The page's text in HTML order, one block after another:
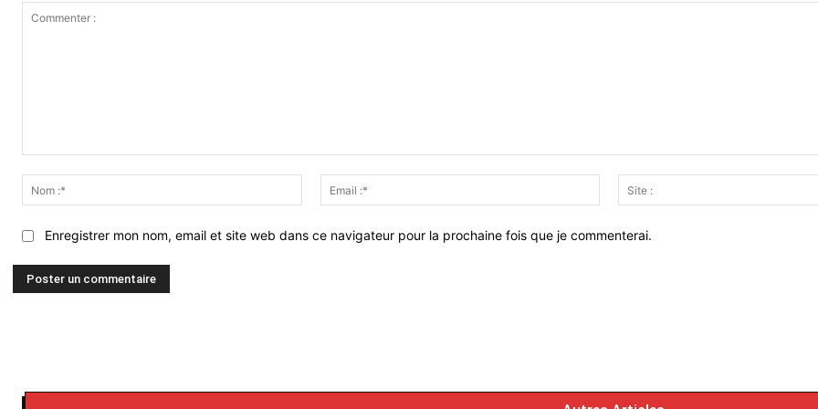
:*
Email
:*
Enregistrer mon nom, email et site web dans ce navigateur pour la prochaine fois que je commenterai.